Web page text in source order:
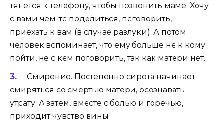
тянется к телефону, чтобы позвонить маме. Хочу
с вами чем-то поделиться, поговорить,
приехать к вам (в случае разлуки). А потом
человек вспоминает, что ему больше не к кому
пойти, не с кем поговорить, так как матери нет.
Смирение. Постепенно сирота начинает
смиряться со смертью матери, осознавать
утрату. А затем, вместе с болью и горечью,
приходит чувство вины.